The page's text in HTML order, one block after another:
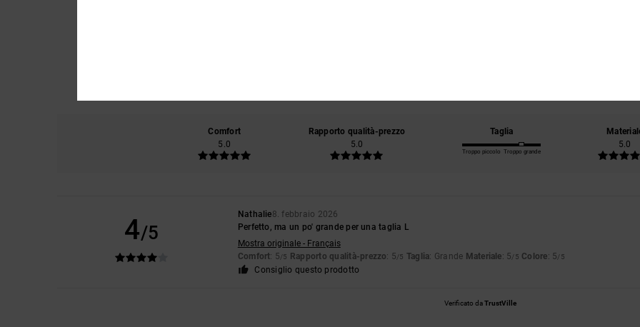
Comfort
5.0
Rapporto qualità-prezzo
5.0
Taglia
Troppo piccolo Troppo grande
5.0
4/5
Nathalie8. febbraio 2026
Perfetto, ma un po' grande per una taglia L
Mostra originale - Français
Comfort: 5/5 Rapporto qualità-prezzo: 5/5 Taglia: Grande Materiale: 5/5 Colore: 5/5
Consiglio questo prodotto
Verificato daTrustVille